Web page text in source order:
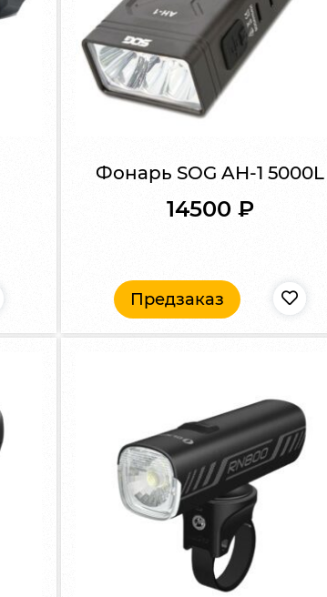
Фонарь SOG AH-1 5000L
14500 ₽
Предзаказ